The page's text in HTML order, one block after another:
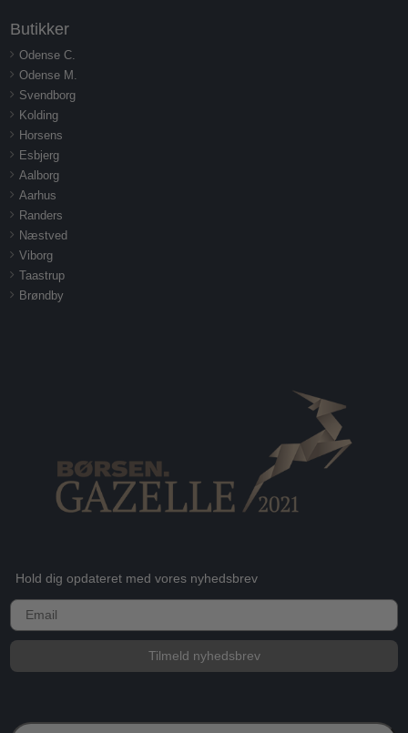
Butikker
Odense C.
Odense M.
Svendborg
Kolding
Horsens
Esbjerg
Aalborg
Aarhus
Randers
Næstved
Viborg
Taastrup
Brøndby
Hold dig opdateret med vores nyhedsbrev
E-mail
Tilmeld nyhedsbrev